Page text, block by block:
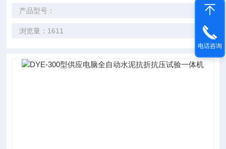
产品型号：
浏览量：1611
电话咨询